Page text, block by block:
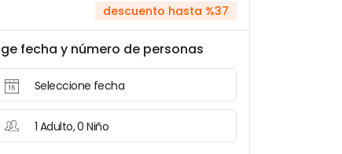
descuento hasta %37
fecha y número de personas
Seleccione fecha
1 Adulto, 0 Niño